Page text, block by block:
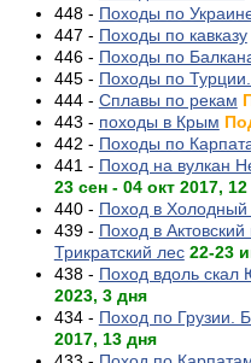
448 - Походы по
447 - Походы по кавказу
446 - Походы по
445 - Походы по
444 - Сплавы по рекам
443 - походы в Крым
442 - Походы по
441 - Поход на вулкан
23 сен - 04 окт 2017,
440 - Поход в
439 - Поход в Актовский
Трикратский лес 22-23
438 - Поход вдоль скал
2023, 3 дня
434 - Поход по Грузии.
2017, 13 дня